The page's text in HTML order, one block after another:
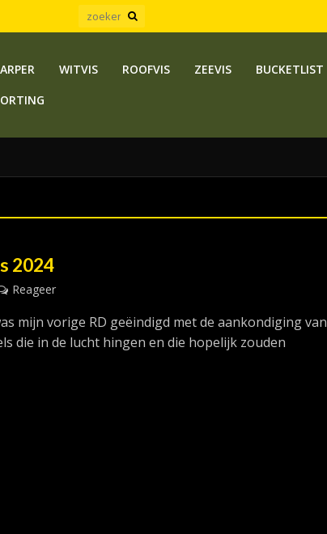
WITVIS ROOFVIS ZEEVIS BUCKETLIST
2024
Reageer
mijn vorige RD geëindigd met de aankondiging van
die in de lucht hingen en die hopelijk zouden